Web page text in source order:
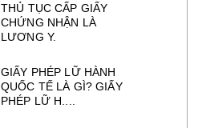
THỦ TỤC CẤP GIẤY
CHỨNG NHẬN LÀ
LƯƠNG Y.
GIẤY PHÉP LỮ HÀNH
QUỐC TẾ LÀ GÌ? GIẤY
PHÉP LỮ H....